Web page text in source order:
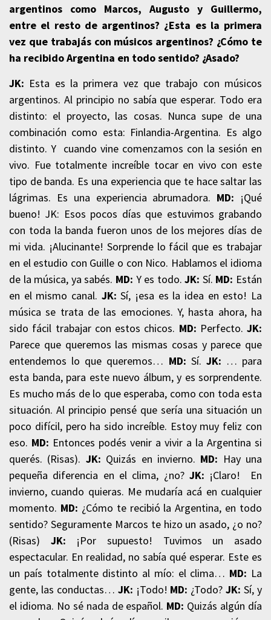
argentinos como Marcos, Augusto y Guillermo,
entre el resto de argentinos? ¿Esta es la primera
vez que trabajás con músicos argentinos? ¿Cómo te
ha recibido Argentina en todo sentido? ¿Asado?
JK: Esta es la primera vez que trabajo con músicos
argentinos. Al principio no sabía que esperar. Todo era
distinto: el proyecto, las cosas. Nunca supe de una
combinación como esta: Finlandia-Argentina. Es algo
distinto. Y cuando vine comenzamos con la sesión en
vivo. Fue totalmente increíble tocar en vivo con este
tipo de banda. Es una experiencia que te hace saltar las
lágrimas. Es una experiencia abrumadora. MD: ¡Qué
bueno! JK: Esos pocos días que estuvimos grabando
con toda la banda fueron unos de los mejores días de
mi vida. ¡Alucinante! Sorprende lo fácil que es trabajar
en el estudio con Guille o con Nico. Hablamos el idioma
de la música, ya sabés. MD: Y es todo.JK: Sí. MD: Están
en el mismo canal. JK: Sí, ¡esa es la idea en esto! La
música se trata de las emociones. Y, hasta ahora, ha
sido fácil trabajar con estos chicos. MD: Perfecto. JK:
Parece que queremos las mismas cosas y parece que
entendemos lo que queremos… MD: Sí. JK: … para
esta banda, para este nuevo álbum, y es sorprendente.
Es mucho más de lo que esperaba, como con toda esta
situación. Al principio pensé que sería una situación un
poco difícil, pero ha sido increíble. Estoy muy feliz con
eso. MD: Entonces podés venir a vivir a la Argentina si
querés. (Risas). JK: Quizás en invierno. MD: Hay una
pequeña diferencia en el clima, ¿no? JK: ¡Claro! En
invierno, cuando quieras. Me mudaría acá en cualquier
momento. MD: ¿Cómo te recibió la Argentina, en todo
sentido? Seguramente Marcos te hizo un asado, ¿o no?
(Risas) JK: ¡Por supuesto! Tuvimos un asado
espectacular. En realidad, no sabía qué esperar. Este es
un país totalmente distinto al mío: el clima… MD: La
gente, las conductas… JK: ¡Todo! MD: ¿Todo?JK: Sí, y
el idioma. No sé nada de español. MD: Quizás algún día